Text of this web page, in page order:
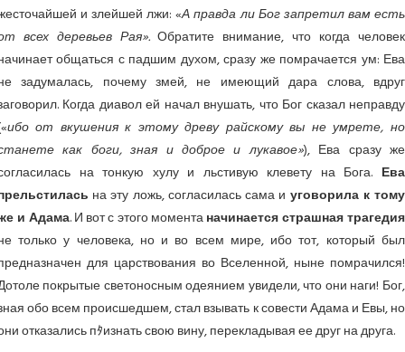
и злейшей лжи: «А правда ли Бог запретил вам есть
всех деревьев Рая».Обратите внимание, что когда человек
общаться с падшим духом, сразу же помрачается ум: Ева
задумалась, почему змей, не имеющий дара слова, вдруг
Когда диавол ей начал внушать, что Бог сказал неправду
ибо от вкушения к этому древу райскому вы не умрете, но
как боги, зная и доброе и лукавое»), Ева сразу же
на тонкую хулу и льстивую клевету на Бога. Ева
на эту ложь, согласилась сама и уговорила к тому
и Адама. И вот с этого моментаначинается страшная трагедия
только у человека, но и во всем мире, ибо тот, который был
для царствования во Вселенной, ныне помрачился!
покрытые светоносным одеянием увидели, что они наги! Бог,
обо всем происшедшем, стал взывать к совести Адама и Евы, но
отказались пﾀизнать свою вину, перекладывая ее друг на друга.